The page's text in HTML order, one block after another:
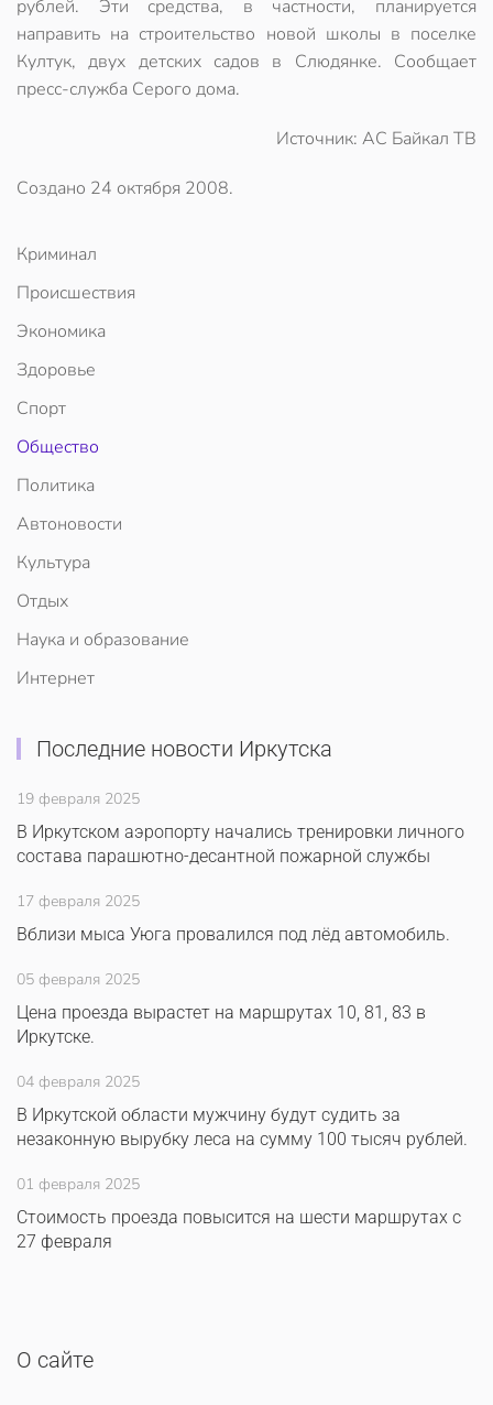
рублей. Эти средства, в частности, планируется
направить на строительство новой школы в поселке
Култук, двух детских садов в Слюдянке. Сообщает
пресс-служба Серого дома.
Источник: АС Байкал ТВ
Создано 24 октября 2008.
Криминал
Происшествия
Экономика
Здоровье
Спорт
Общество
Политика
Автоновости
Культура
Отдых
Наука и образование
Интернет
Последние новости Иркутска
19 февраля 2025
В Иркутском аэропорту начались тренировки личного
состава парашютно-десантной пожарной службы
17 февраля 2025
Вблизи мыса Уюга провалился под лёд автомобиль.
05 февраля 2025
Цена проезда вырастет на маршрутах 10, 81, 83 в
Иркутске.
04 февраля 2025
В Иркутской области мужчину будут судить за
незаконную вырубку леса на сумму 100 тысяч рублей.
01 февраля 2025
Стоимость проезда повысится на шести маршрутах с
27 февраля
О сайте